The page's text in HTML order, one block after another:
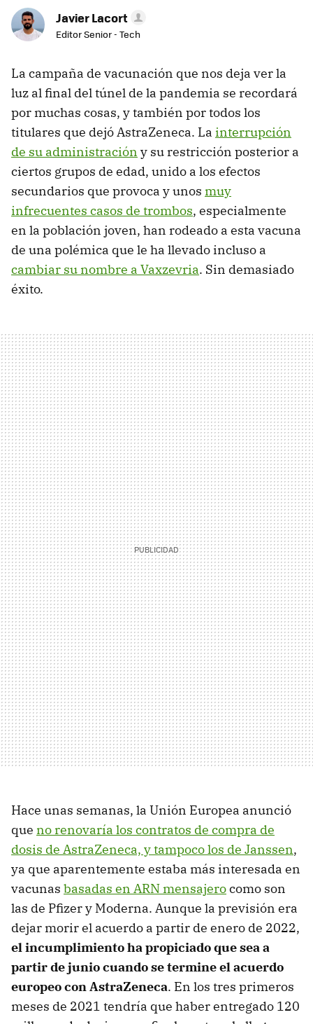
Javier Lacort
Editor Senior - Tech
La campaña de vacunación que nos deja ver la
luz al final del túnel de la pandemia se recordará
por muchas cosas, y también por todos los
titulares que dejó AstraZeneca. La interrupción
de su administración y su restricción posterior a
ciertos grupos de edad, unido a los efectos
secundarios que provoca y unos muy
infrecuentes casos de trombos, especialmente
en la población joven, han rodeado a esta vacuna
de una polémica que le ha llevado incluso a
cambiar su nombre a Vaxzevria. Sin demasiado
éxito.
Hace unas semanas, la Unión Europea anunció
que no renovaría los contratos de compra de
dosis de AstraZeneca, y tampoco los de Janssen,
ya que aparentemente estaba más interesada en
vacunas basadas en ARN mensajerocomo son
las de Pfizer y Moderna. Aunque la previsión era
dejar morir el acuerdo a partir de enero de 2022,
el incumplimiento ha propiciado que sea a
partir de junio cuando se termine el acuerdo
europeo con AstraZeneca. En los tres primeros
meses de 2021 tendría que haber entregado 120